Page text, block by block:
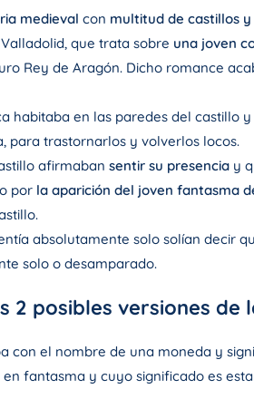
medieval con multitud de castillos
que trata sobre una joven
Rey de Aragón. Dicho romance
habitaba en las paredes del castillo
para trastornarlos y volverlos locos.
afirmaban sentir su presencia y
por la aparición del joven fantasma
absolutamente solo solían decir
solo o desamparado.
2 posibles versiones de
con el nombre de una moneda y
fantasma y cuyo significado es